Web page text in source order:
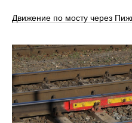
Движение по мосту через